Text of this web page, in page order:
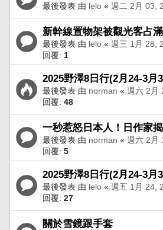
最後發表 由 lelo « 週二 2月 03,
新幹線置物架被觀光客占
最後發表 由 lelo « 週三 1月 28,
回覆: 1
2025野澤8日行(2月24-3月
最後發表 由 norman « 週六 2月
回覆: 48
一秒惹怒日本人！日作家
最後發表 由 norman « 週六 2月
回覆: 5
2025野澤8日行(2月24-3月
最後發表 由 lelo « 週五 1月 24,
回覆: 27
關於雪鏡跟手套